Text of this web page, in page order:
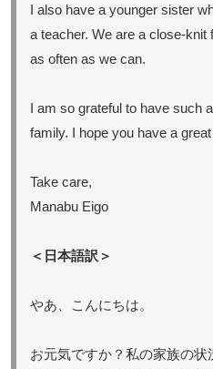
I also have a younger sister
a teacher. We are a close-
as often as we can.
I am so grateful to have such
family. I hope you have a
Take care,
Manabu Eigo
＜日本語訳＞
やあ、こんにちは。
お元気ですか？私の家族の状